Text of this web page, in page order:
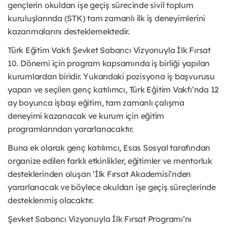
gençlerin okuldan işe geçiş sürecinde sivil toplum
kuruluşlarında (STK) tam zamanlı ilk iş deneyimlerini
kazanmalarını desteklemektedir.
Türk Eğitim Vakfı Şevket Sabancı Vizyonuyla İlk Fırsat
10. Dönemi için program kapsamında iş birliği yapılan
kurumlardan biridir. Yukarıdaki pozisyona iş başvurusu
yapan ve seçilen genç katılımcı, Türk Eğitim Vakfı’nda 12
ay boyunca işbaşı eğitim, tam zamanlı çalışma
deneyimi kazanacak ve kurum için eğitim
programlarından yararlanacaktır.
Buna ek olarak genç katılımcı, Esas Sosyal tarafından
organize edilen farklı etkinlikler, eğitimler ve mentorluk
desteklerinden oluşan ‘İlk Fırsat Akademisi’nden
yararlanacak ve böylece okuldan işe geçiş süreçlerinde
desteklenmiş olacaktır.
Şevket Sabancı Vizyonuyla İlk Fırsat Programı’nı